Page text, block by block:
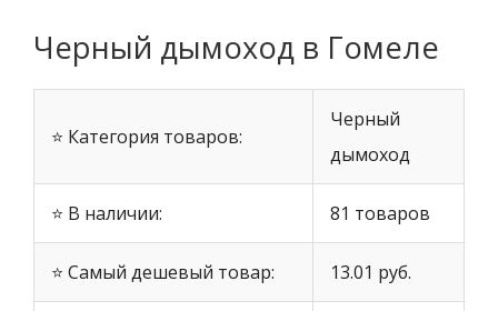
Черный дымоход в Гомеле
⭐ Категория товаров:
Черный
дымоход
⭐ В наличии: 81 товаров
⭐ Самый дешевый товар: 13.01 руб.